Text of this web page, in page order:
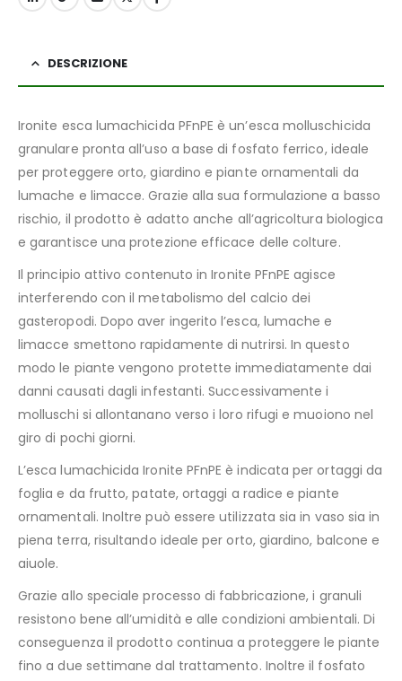
DESCRIZIONE
Ironite esca lumachicida PFnPE è un’esca molluschicida
granulare pronta all’uso a base di fosfato ferrico, ideale
per proteggere orto, giardino e piante ornamentali da
lumache e limacce. Grazie alla sua formulazione a basso
rischio, il prodotto è adatto anche all’agricoltura biologica
e garantisce una protezione efficace delle colture.
Il principio attivo contenuto in Ironite PFnPE agisce
interferendo con il metabolismo del calcio dei
gasteropodi. Dopo aver ingerito l’esca, lumache e
limacce smettono rapidamente di nutrirsi. In questo
modo le piante vengono protette immediatamente dai
danni causati dagli infestanti. Successivamente i
molluschi si allontanano verso i loro rifugi e muoiono nel
giro di pochi giorni.
L’esca lumachicida Ironite PFnPE è indicata per ortaggi da
foglia e da frutto, patate, ortaggi a radice e piante
ornamentali. Inoltre può essere utilizzata sia in vaso sia in
piena terra, risultando ideale per orto, giardino, balcone e
aiuole.
Grazie allo speciale processo di fabbricazione, i granuli
resistono bene all’umidità e alle condizioni ambientali. Di
conseguenza il prodotto continua a proteggere le piante
fino a due settimane dal trattamento. Inoltre il fosfato